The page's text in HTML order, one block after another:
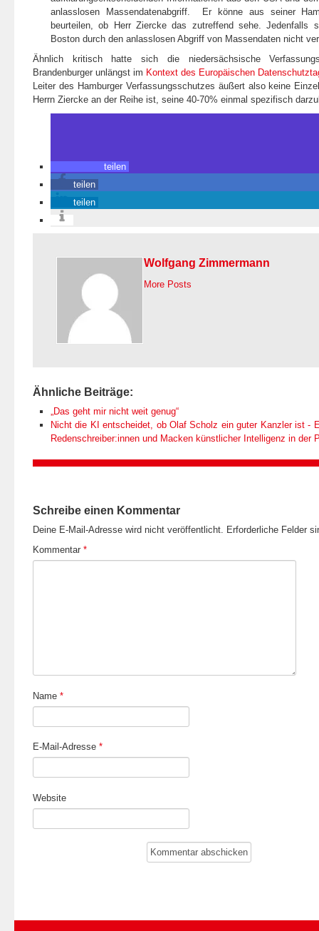
anlasslosen Massendatenabgriff. Er könne aus seiner
beurteilen, ob Herr Ziercke das zutreffend sehe. Jedenfalls
Boston durch den anlasslosen Abgriff von Massendaten nicht
Ähnlich kritisch hatte sich die niedersächsische
Brandenburger unlängst im Kontext des Europäischen
Leiter des Hamburger Verfassungsschutzes äußert also keine
Herrn Ziercke an der Reihe ist, seine 40-70% einmal spezifisch
teilen
teilen
teilen
Wolfgang Zimmermann
More Posts
Ähnliche Beiträge:
„Das geht mir nicht weit genug“
Nicht die KI entscheidet, ob Olaf Scholz ein guter Kanzler ist -
Redenschreiber:innen und Macken künstlicher Intelligenz in der
Schreibe einen Kommentar
Deine E-Mail-Adresse wird nicht veröffentlicht. Erforderliche Felder
Kommentar *
Name *
E-Mail-Adresse *
Website